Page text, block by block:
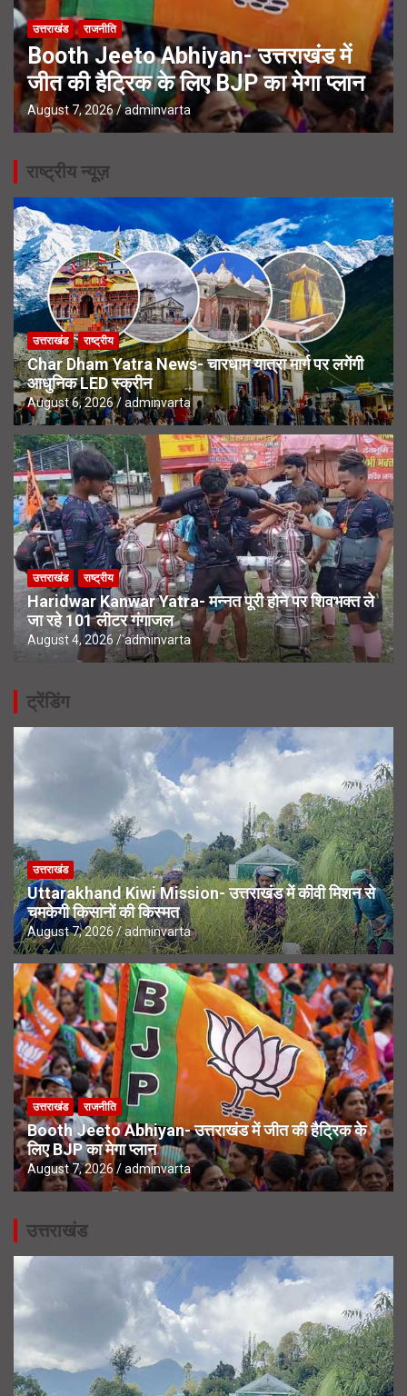
उत्तराखंड राजनीति
Booth Jeeto Abhiyan- उत्तराखंड में
जीत की हैट्रिक के लिए BJP का मेगा प्लान
August 7, 2026 adminvarta
राष्ट्रीय न्यूज़
उत्तराखंड राष्ट्रीय
Char Dham Yatra News- चारधाम यात्रा मार्ग पर लगेंगी
आधुनिक LED स्क्रीन
August 6, 2026 adminvarta
उत्तराखंड राष्ट्रीय
Haridwar Kanwar Yatra- मन्नत पूरी होने पर शिवभक्त ले
जा रहे 101 लीटर गंगाजल
August 4, 2026 adminvarta
ट्रेंडिंग
उत्तराखंड
Uttarakhand Kiwi Mission- उत्तराखंड में कीवी मिशन से
चमकेगी किसानों की किस्मत
August 7, 2026 adminvarta
उत्तराखंड राजनीति
Booth Jeeto Abhiyan- उत्तराखंड में जीत की हैट्रिक के
लिए BJP का मेगा प्लान
August 7, 2026 adminvarta
उत्तराखंड